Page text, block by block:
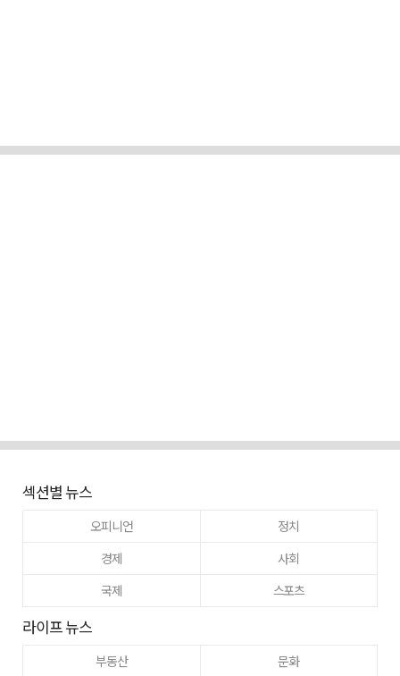
섹션별 뉴스
오피니언
정치
경제
사회
국제
스포츠
라이프 뉴스
부동산 문화